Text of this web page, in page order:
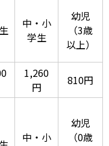
中・小
学生
幼児
（3歳
以上）
1,260
円
810円
中・小
幼児
（0歳